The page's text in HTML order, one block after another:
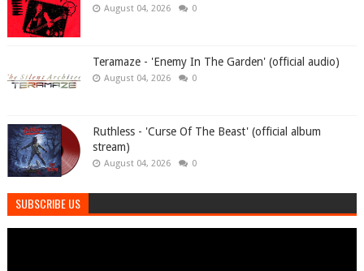
August 04, 2026 0
Teramaze - 'Enemy In The Garden' (official audio)
August 04, 2026 0
Ruthless - 'Curse Of The Beast' (official album
stream)
August 04, 2026 0
SUBSCRIBE US